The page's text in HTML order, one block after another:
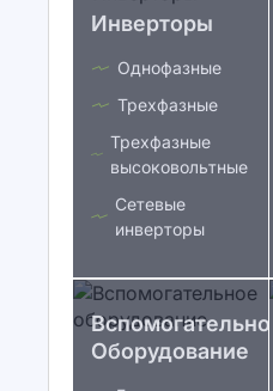
Инверторы
Однофазные
Трехфазные
Трехфазные
высоковольтные
Сетевые
инверторы
Вспомогательное
Оборудование